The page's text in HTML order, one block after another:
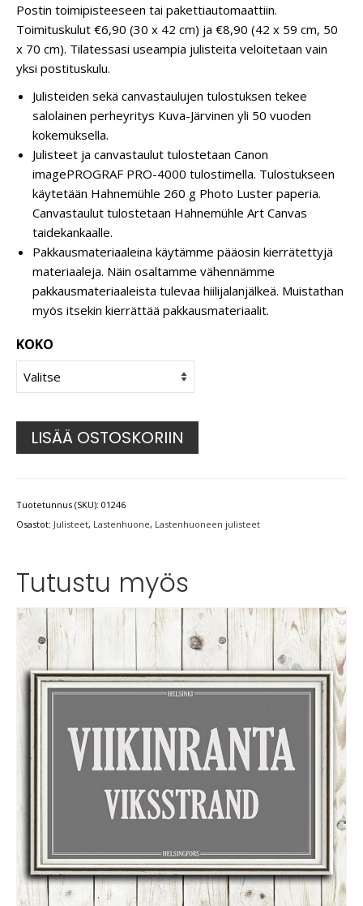
Postin toimipisteeseen tai pakettiautomaattiin.
Toimituskulut €6,90 (30 x 42 cm) ja €8,90 (42 x 59 cm, 50
x 70 cm). Tilatessasi useampia julisteita veloitetaan vain
yksi postituskulu.
Julisteiden sekä canvastaulujen tulostuksen tekee
salolainen perheyritys Kuva-Järvinen yli 50 vuoden
kokemuksella.
Julisteet ja canvastaulut tulostetaan Canon
imagePROGRAF PRO-4000 tulostimella. Tulostukseen
käytetään Hahnemühle 260 g Photo Luster paperia.
Canvastaulut tulostetaan Hahnemühle Art Canvas
taidekankaalle.
Pakkausmateriaaleina käytämme pääosin kierrätettyjä
materiaaleja. Näin osaltamme vähennämme
pakkausmateriaaleista tulevaa hiilijalanjälkeä. Muistathan
myös itsekin kierrättää pakkausmateriaalit.
KOKO
LISÄÄ OSTOSKORIIN
Tuotetunnus (SKU): 01246
Osastot: Julisteet, Lastenhuone, Lastenhuoneen julisteet
Tutustu myös